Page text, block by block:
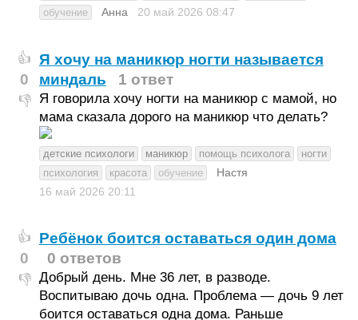
обучение
Анна 20 май 2026 08:47
👍
0
👎
Я хочу на маникюр ногти называется
миндаль
1 ответ
Я говорила хочу ногти на маникюр с мамой, но
мама сказала дорого на маникюр что делать?
детские психологи маникюр помощь психолога
ногти
психология
красота обучение
Настя
16 май 2026 20:11
👍
0
👎
Ребёнок боится оставаться один дома
0 ответов
Добрый день. Мне 36 лет, в разводе.
Воспитываю дочь одна. Проблема — дочь 9 лет
боится оставаться одна дома. Раньше